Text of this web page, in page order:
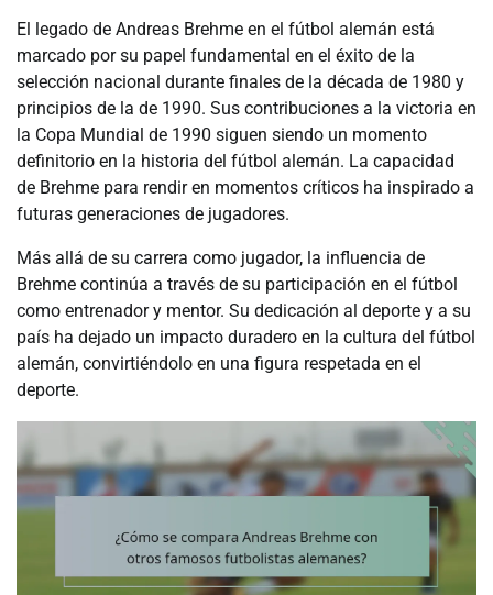
El legado de Andreas Brehme en el fútbol alemán está
marcado por su papel fundamental en el éxito de la
selección nacional durante finales de la década de 1980 y
principios de la de 1990. Sus contribuciones a la victoria en
la Copa Mundial de 1990 siguen siendo un momento
definitorio en la historia del fútbol alemán. La capacidad
de Brehme para rendir en momentos críticos ha inspirado a
futuras generaciones de jugadores.
Más allá de su carrera como jugador, la influencia de
Brehme continúa a través de su participación en el fútbol
como entrenador y mentor. Su dedicación al deporte y a su
país ha dejado un impacto duradero en la cultura del fútbol
alemán, convirtiéndolo en una figura respetada en el
deporte.